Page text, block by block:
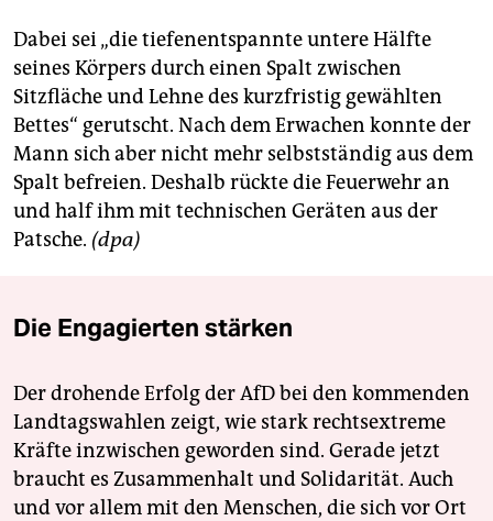
nord
wahrheit
verlag
verlag
veranstaltungen
fragen & hilfe
abo
genossenschaft
epaper login
Dabei sei „die tiefenentspannte untere Hälfte
seines Körpers durch einen Spalt zwischen
Sitzfläche und Lehne des kurzfristig gewählten
Bettes“ gerutscht. Nach dem Erwachen konnte der
Mann sich aber nicht mehr selbstständig aus dem
Spalt befreien. Deshalb rückte die Feuerwehr an
und half ihm mit technischen Geräten aus der
Patsche. (dpa)
Die Engagierten stärken
Der drohende Erfolg der AfD bei den kommenden
Landtagswahlen zeigt, wie stark rechtsextreme
Kräfte inzwischen geworden sind. Gerade jetzt
braucht es Zusammenhalt und Solidarität. Auch
und vor allem mit den Menschen, die sich vor Ort